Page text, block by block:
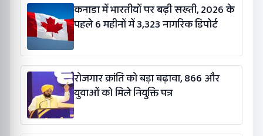
कनाडा में भारतीयों पर बढ़ी सख्ती, 2026 के
पहले 6 महीनों में 3,323 नागरिक डिपोर्ट
रोजगार क्रांति को बड़ा बढ़ावा, 866 और
युवाओं को मिले नियुक्ति पत्र